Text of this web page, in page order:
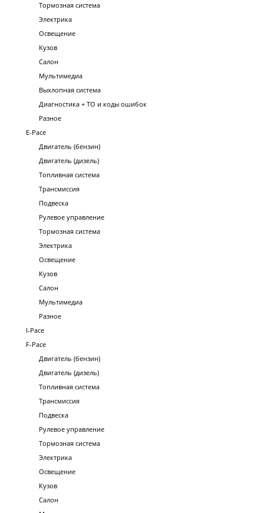
Тормозная система
Электрика
Освещение
Кузов
Салон
Мультимедиа
Выхлопная система
Диагностика + ТО и коды ошибок
Разное
E-Pace
Двигатель (бензин)
Двигатель (дизель)
Топливная система
Трансмиссия
Подвеска
Рулевое управление
Тормозная система
Электрика
Освещение
Кузов
Салон
Мультимедиа
Разное
I-Pace
F-Pace
Двигатель (бензин)
Двигатель (дизель)
Топливная система
Трансмиссия
Подвеска
Рулевое управление
Тормозная система
Электрика
Освещение
Кузов
Салон